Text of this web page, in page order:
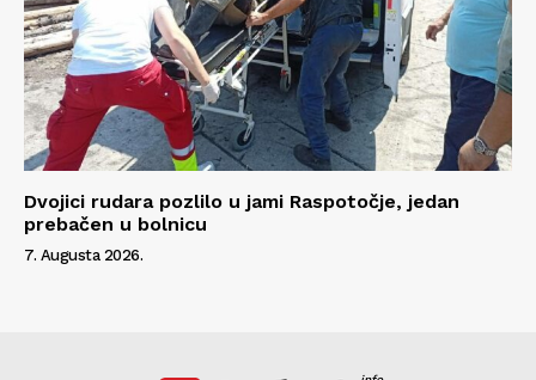
Dvojici rudara pozlilo u jami Raspotočje, jedan
prebačen u bolnicu
7. Augusta 2026.